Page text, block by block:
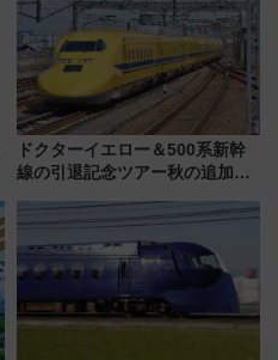
ドクターイエロー＆500系新幹
線の引退記念ツアー秋の追加企
ホテル情報まとめ